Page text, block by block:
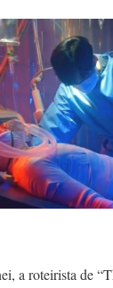
a roteirista de